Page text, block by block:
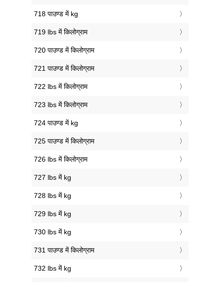
718 पाउण्ड में kg
719 lbs में किलोग्राम
720 पाउण्ड में किलोग्राम
721 पाउण्ड में किलोग्राम
722 lbs में किलोग्राम
723 lbs में किलोग्राम
724 पाउण्ड में kg
725 पाउण्ड में किलोग्राम
726 lbs में किलोग्राम
727 lbs में kg
728 lbs में kg
729 lbs में kg
730 lbs में kg
731 पाउण्ड में किलोग्राम
732 lbs में kg